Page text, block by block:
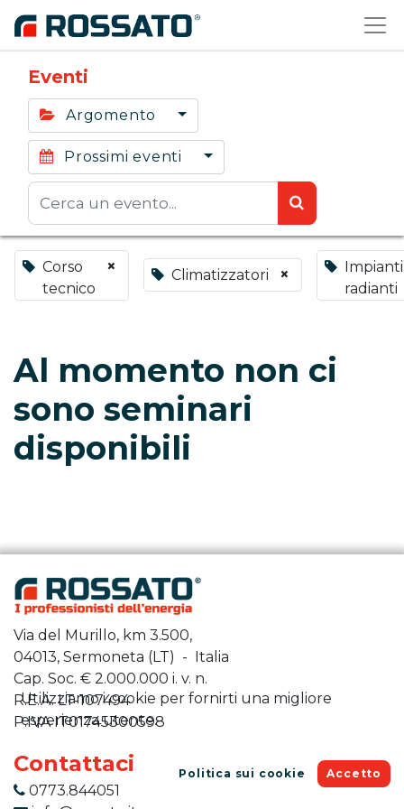
Eventi
Argomento
Prossimi eventi
Corso
tecnico
× Climatizzatori ×
Impianti
radianti
Al momento non ci
sono seminari
disponibili
Via del Murillo, km 3.500,
04013, Sermoneta (LT) - Italia
Cap. Soc. € 2.000.000 i. v. n.
R.E.A. LT-107494
P.IVA IT01745300598
Contattaci
0773.844051
Utilizziamo i cookie per fornirti una migliore
esperienza utente.
Politica sui cookie Accetto